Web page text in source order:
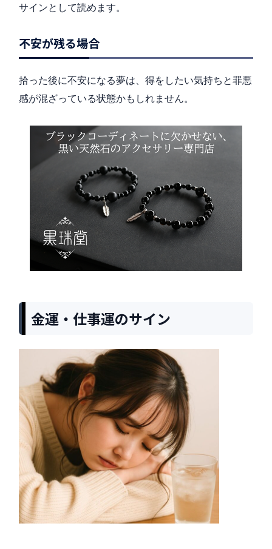
サインとして読めます。
不安が残る場合
拾った後に不安になる夢は、得をしたい気持ちと罪悪
感が混ざっている状態かもしれません。
金運・仕事運のサイン